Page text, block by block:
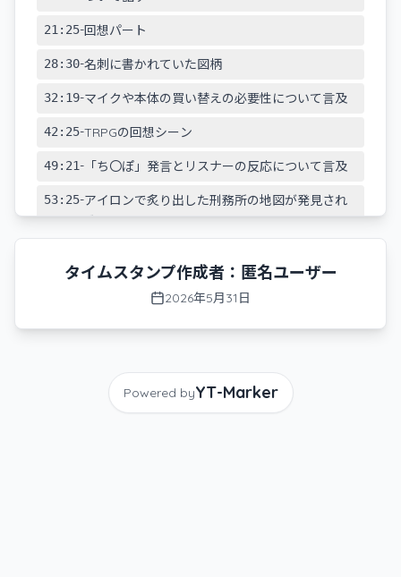
21:25-回想パート
28:30-名刺に書かれていた図柄
32:19-マイクや本体の買い替えの必要性について言及
42:25-TRPGの回想シーン
49:21- 「ち〇ぽ」発言とリスナーの反応について言及
53:25-アイロンで炙り出した刑務所の地図が発見され
る
あっ…！僕は馬鹿だ…！！（将太の寿司並）
金が足りねえよ 器材が足りねえよ
タイムスタンプ作成者： 匿名ユーザー
2026年5月31日
Powered byYT-Marker